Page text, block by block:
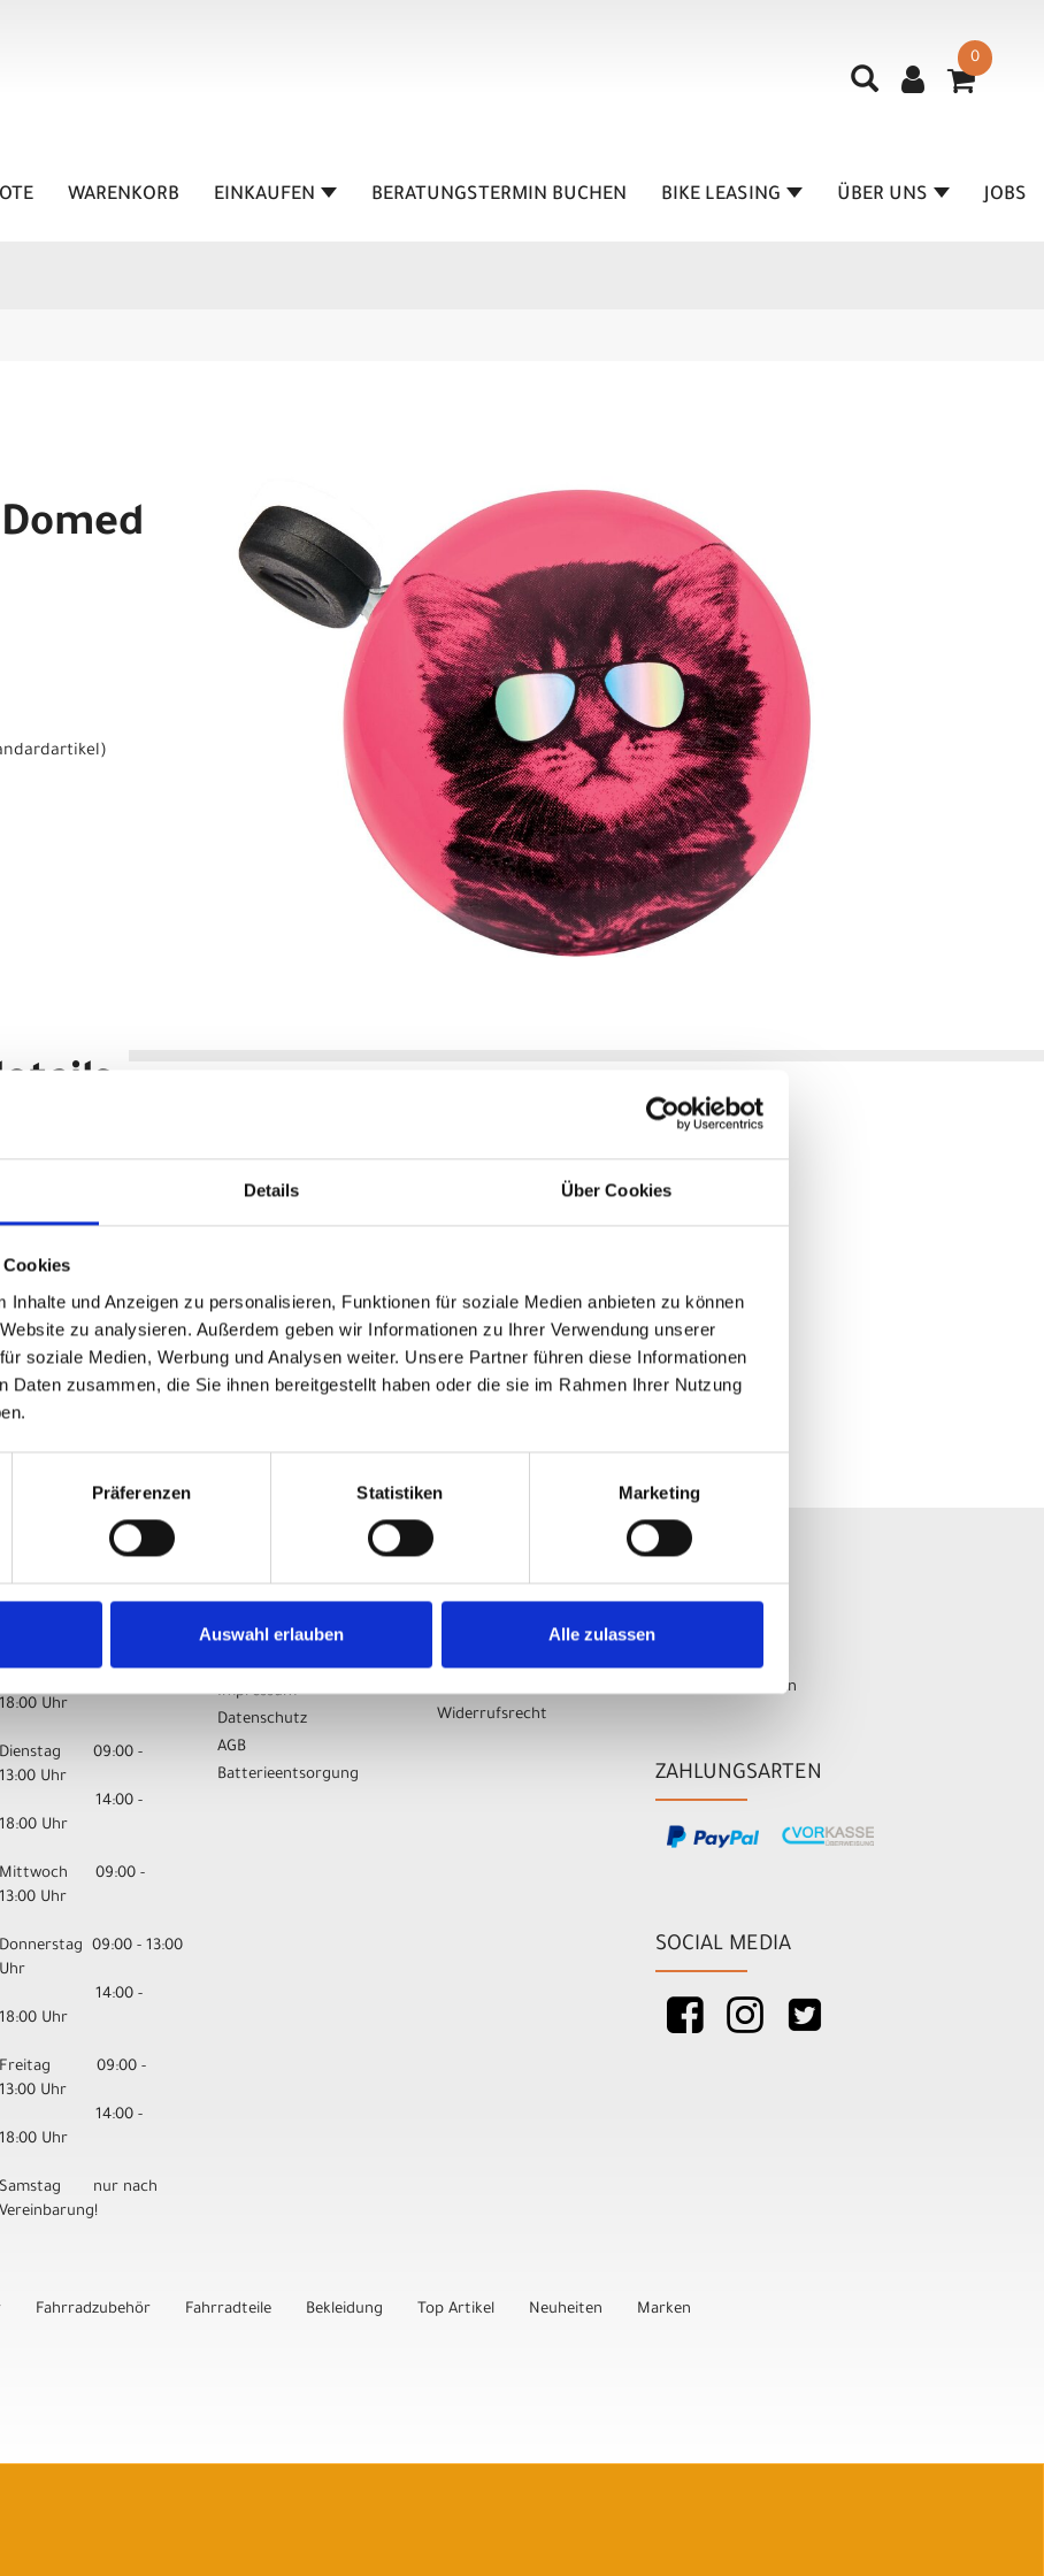
Details Über Cookies
Cookies
Inhalte und Anzeigen zu personalisieren, Funktionen für soziale Medien anbieten zu können
zu analysieren. Außerdem geben wir Informationen zu Ihrer Verwendung unserer
soziale Medien, Werbung und Analysen weiter. Unsere Partner führen diese Informationen
Daten zusammen, die Sie ihnen bereitgestellt haben oder die sie im Rahmen Ihrer Nutzung
Präferenzen Statistiken Marketing
Auswahl erlauben Alle zulassen
0
WARENKORB EINKAUFEN BERATUNGSTERMIN BUCHEN BIKE LEASING ÜBER UNS JOBS
)
Anmarsch bist. Und zwar mit ganz viel Stil.
erzeugt einen freundlichen Klingelton
18:00 Uhr
Dienstag 09:00 -
13:00 Uhr
14:00 -
18:00 Uhr
Mittwoch 09:00 -
13:00 Uhr
Donnerstag 09:00 - 13:00
Uhr
14:00 -
18:00 Uhr
Freitag 09:00 -
13:00 Uhr
14:00 -
18:00 Uhr
Samstag nur nach
Vereinbarung!
UNSER
Kontakt
Impressum
Datenschutz
AGB
Batterieentsorgung
IHR EINKAUF
Widerrufsrecht
IHR KONTO
Passwort vergessen
ZAHLUNGSARTEN
SOCIAL MEDIA
Fahrradzubehör Fahrradteile Bekleidung Top Artikel Neuheiten Marken